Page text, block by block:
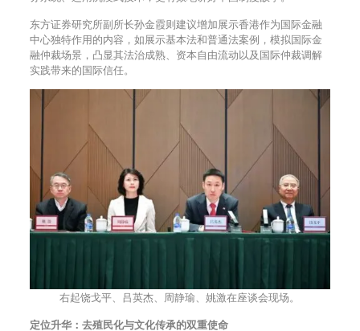
东方证券研究所副所长孙金霞则建议增加展示香港作为国际金融
中心独特作用的内容，如展示基本法和普通法案例，模拟国际金
融仲裁场景，凸显其法治成熟、资本自由流动以及国际仲裁调解
实践带来的国际信任。
右起饶戈平、吕英杰、周静瑜、姚激在座谈会现场。
定位升华：去殖民化与文化传承的双重使命